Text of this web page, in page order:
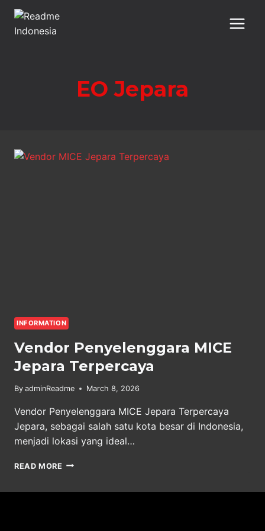
Skip
content
EO Jepara
INFORMATION
Vendor Penyelenggara MICE
Jepara Terpercaya
By adminReadme March 8, 2026
Vendor Penyelenggara MICE Jepara Terpercaya
Jepara, sebagai salah satu kota besar di Indonesia,
menjadi lokasi yang ideal…
READ MORE VENDOR